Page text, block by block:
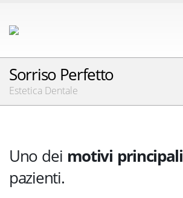
Sorriso Perfetto
Estetica Dentale
Uno dei motivi principali
pazienti.